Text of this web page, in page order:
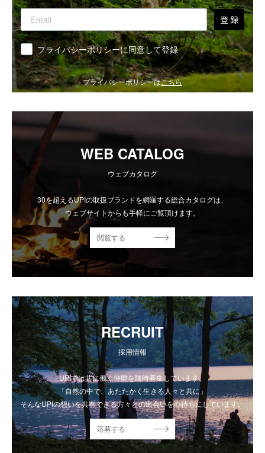
登 録
同意 プライバシーポリシーに同意して登録
プライバシーポリシーはこちら
WEB CATALOG
ウェブカタログ
30を超えるUPIの取扱ブランドを網羅する総合カタログは、
ウェブサイトからも手軽にご覧頂けます。
閲覧する
RECRUIT
採用情報
UPIでは共に働く仲間を随時募集しています。
「自然の中で、あたたかく生きる人々と共に」
そんなUPIの想いを共有できる方々との出会いを心待ちにしています。
応募する